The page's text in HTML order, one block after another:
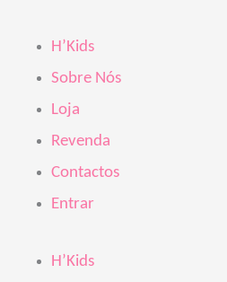
content
H’Kids
Sobre Nós
Loja
Revenda
Contactos
Entrar
H’Kids
search